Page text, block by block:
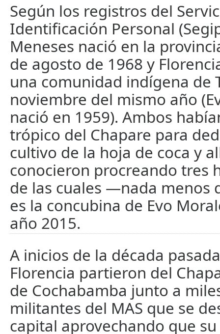
Según los registros del
Identificación Personal
Meneses nació en la
de agosto de 1968 y
una comunidad indígena de
noviembre del mismo año
nació en 1959). Ambos
trópico del Chapare para
cultivo de la hoja de coca y
conocieron procreando tres
de las cuales —nada
es la concubina de Evo
año 2015.
A inicios de la década
Florencia partieron del
de Cochabamba junto a
militantes del MAS que se
capital aprovechando que